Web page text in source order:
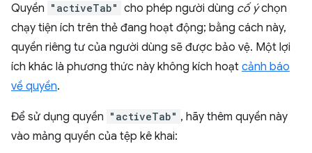
Quyền "activeTab" cho phép người dùng cố ýchọn
chạy tiện ích trên thẻ đang hoạt động; bằng cách này,
quyền riêng tư của người dùng sẽ được bảo vệ. Một lợi
ích khác là phương thức này không kích hoạt cảnh báo
về quyền.
Để sử dụng quyền "activeTab" , hãy thêm quyền này
vào mảng quyền của tệp kê khai: